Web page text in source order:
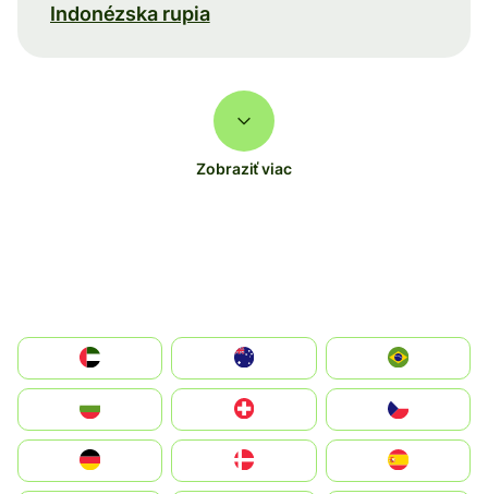
Indonézska rupia
Zobraziť viac
الإمارات العربية المتحدة
Switzerland
Deutschland